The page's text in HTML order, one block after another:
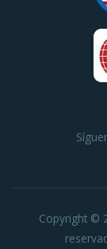
Copyright ©